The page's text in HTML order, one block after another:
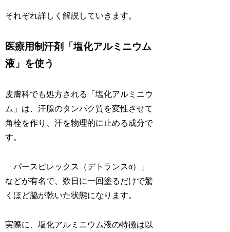
それぞれ詳しく解説していきます。
医療用制汗剤「塩化アルミニウム
液」を使う
皮膚科でも処方される「塩化アルミニウ
ム」は、汗腺のタンパク質を変性させて
角栓を作り、汗を物理的に止める成分で
す。
「パースピレックス（デトランスα）」
などが有名で、数日に一回塗るだけで驚
くほど脇が乾いた状態になります。
実際に、塩化アルミニウム液の特徴は以